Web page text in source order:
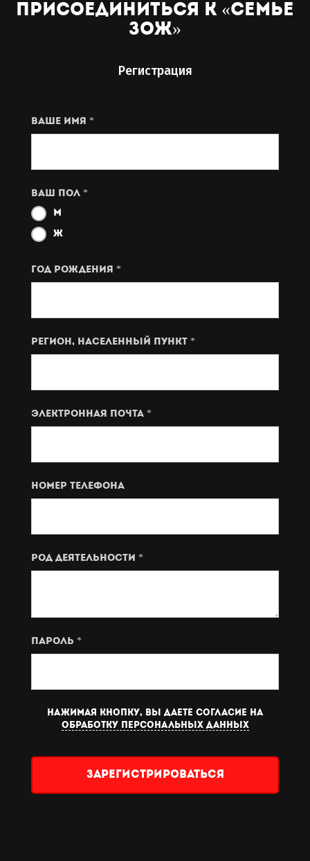
присоединиться к «семье
зож»
Регистрация
Ваше имя *
Ваш пол *
М
Ж
год рождения *
Регион, населенный пункт *
Электронная почта *
Номер телефона
род деятельности *
Пароль *
Нажимая кнопку, вы даете согласие на
обработку персональных данных
Зарегистрироваться